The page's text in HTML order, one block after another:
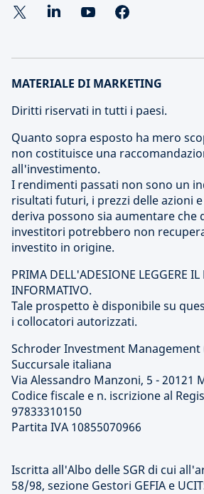
MATERIALE DI MARKETING
Diritti riservati in tutti i paesi.
Quanto sopra esposto ha mero
non costituisce una
all'investimento.
I rendimenti passati non sono un
risultati futuri, i prezzi delle azioni
deriva possono sia aumentare che
investitori potrebbero non
investito in origine.
PRIMA DELL'ADESIONE LEGGERE IL
INFORMATIVO.
Tale prospetto è disponibile su
i collocatori autorizzati.
Schroder Investment Management
Succursale italiana
Via Alessandro Manzoni, 5 - 20121
Codice fiscale e n. iscrizione al
97833310150
Partita IVA 10855070966
Iscritta all'Albo delle SGR di cui
58/98, sezione Gestori GEFIA e